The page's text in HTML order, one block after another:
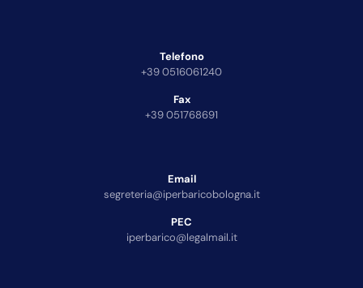
Telefono
+39 0516061240
Fax
+39 051768691
Email
segreteria@iperbaricobologna.it
PEC
iperbarico@legalmail.it